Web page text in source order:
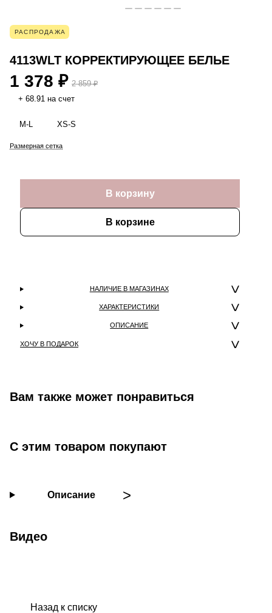
РАСПРОДАЖА
4113WLT КОРРЕКТИРУЮЩЕЕ БЕЛЬЕ
1 378 ₽ 2 859 ₽
+ 68.91 на счет
M-L XS-S
Размерная сетка
В корзину
В корзине
НАЛИЧИЕ В МАГАЗИНАХ
ХАРАКТЕРИСТИКИ
ОПИСАНИЕ
ХОЧУ В ПОДАРОК
Вам также может понравиться
С этим товаром покупают
Описание
Видео
Назад к списку